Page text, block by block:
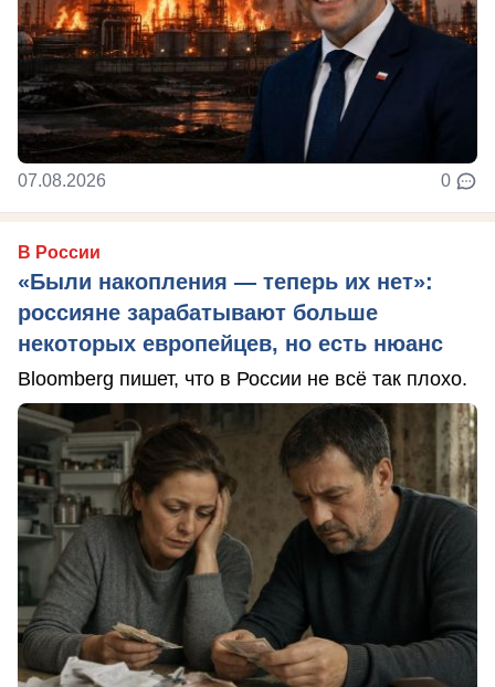
07.08.2026 0
В России
«Были накопления — теперь их нет»:
россияне зарабатывают больше
некоторых европейцев, но есть нюанс
Bloomberg пишет, что в России не всё так плохо.